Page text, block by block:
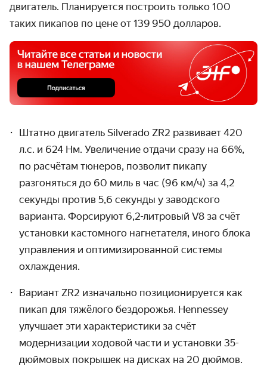
двигатель. Планируется построить только 100
таких пикапов по цене от 139 950 долларов.
Штатно двигатель Silverado ZR2 развивает 420
л.с. и 624 Нм. Увеличение отдачи сразу на 66%,
по расчётам тюнеров, позволит пикапу
разгоняться до 60 миль в час (96 км/ч) за 4,2
секунды против 5,6 секунды у заводского
варианта. Форсируют 6,2-литровый V8 за счёт
установки кастомного нагнетателя, иного блока
управления и оптимизированной системы
охлаждения.
Вариант ZR2 изначально позиционируется как
пикап для тяжёлого бездорожья. Hennessey
улучшает эти характеристики за счёт
модернизации ходовой части и установки 35-
дюймовых покрышек на дисках на 20 дюймов.